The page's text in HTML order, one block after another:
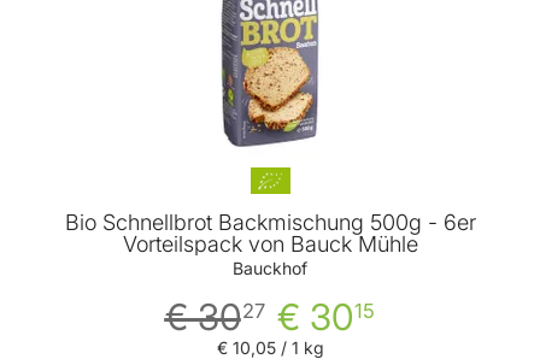
Bio Schnellbrot Backmischung 500g - 6er
Vorteilspack von Bauck Mühle
Bauckhof
€ 3015
€ 3027
€ 10,05/ 1 kg